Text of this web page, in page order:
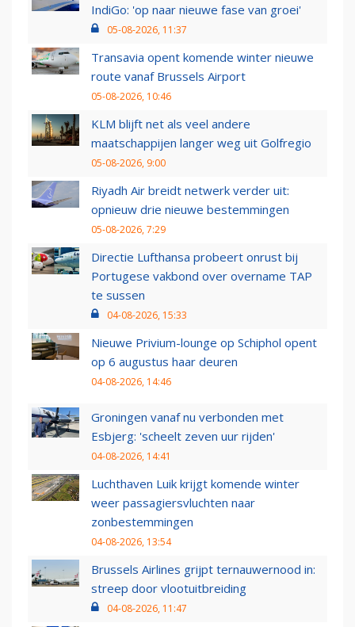
IndiGo: 'op naar nieuwe fase van groei'
05-08-2026, 11:37
Transavia opent komende winter nieuwe
route vanaf Brussels Airport
05-08-2026, 10:46
KLM blijft net als veel andere
maatschappijen langer weg uit Golfregio
05-08-2026, 9:00
Riyadh Air breidt netwerk verder uit:
opnieuw drie nieuwe bestemmingen
05-08-2026, 7:29
Directie Lufthansa probeert onrust bij
Portugese vakbond over overname TAP
te sussen
04-08-2026, 15:33
Nieuwe Privium-lounge op Schiphol opent
op 6 augustus haar deuren
04-08-2026, 14:46
Groningen vanaf nu verbonden met
Esbjerg: 'scheelt zeven uur rijden'
04-08-2026, 14:41
Luchthaven Luik krijgt komende winter
weer passagiersvluchten naar
zonbestemmingen
04-08-2026, 13:54
Brussels Airlines grijpt ternauwernood in:
streep door vlootuitbreiding
04-08-2026, 11:47